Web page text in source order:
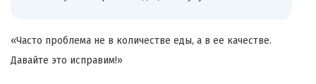
«Часто проблема не в количестве еды, а в ее качестве.
Давайте это исправим!»